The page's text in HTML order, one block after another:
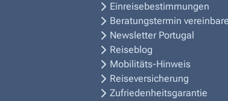
Einreisebestimmungen
Beratungstermin
Newsletter Portugal
Reiseblog
Mobilitäts-Hinweis
Reiseversicherung
Zufriedenheitsgarantie